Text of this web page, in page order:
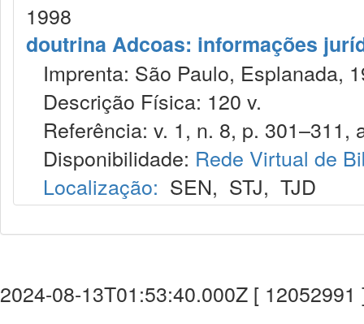
1998
doutrina Adcoas: informações
Imprenta: São Paulo, Esplanada,
Descrição Física: 120 v.
Referência: v. 1, n. 8, p. 301–311,
Disponibilidade: Rede Virtual de
Localização: SEN, STJ, TJD
2024-08-13T01:53:40.000Z [ 12052991